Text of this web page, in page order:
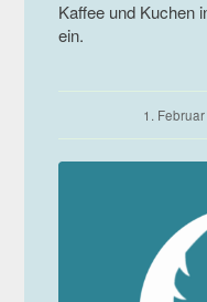
Kaffee und Kuchen
ein.
1. /